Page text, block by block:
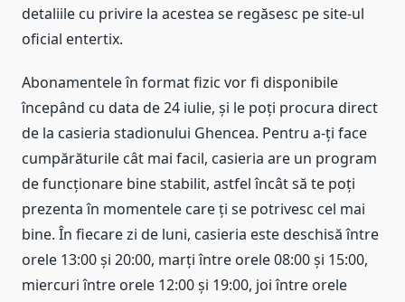
detaliile cu privire la acestea se regăsesc pe site-ul
oficial entertix.
Abonamentele în format fizic vor fi disponibile
începând cu data de 24 iulie, și le poți procura direct
de la casieria stadionului Ghencea. Pentru a-ți face
cumpărăturile cât mai facil, casieria are un program
de funcționare bine stabilit, astfel încât să te poți
prezenta în momentele care ți se potrivesc cel mai
bine. În fiecare zi de luni, casieria este deschisă între
orele 13:00 și 20:00, marți între orele 08:00 și 15:00,
miercuri între orele 12:00 și 19:00, joi între orele